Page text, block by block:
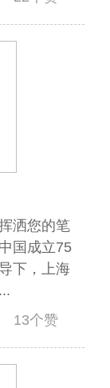
洒您的笔
国成立75
下，上海
13个赞